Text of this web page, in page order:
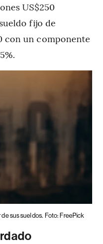
US$250
fijo de
con un componente
sus sueldos. Foto: FreePick